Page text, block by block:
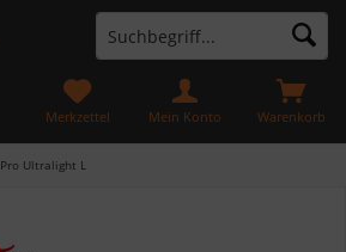
Warenkorb
Merkzettel Mein Konto
Ultralight L